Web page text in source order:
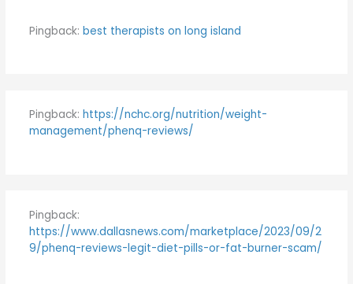
Pingback: best therapists on long island
Pingback: https://nchc.org/nutrition/weight-
management/phenq-reviews/
Pingback:
https://www.dallasnews.com/marketplace/2023/09/2
9/phenq-reviews-legit-diet-pills-or-fat-burner-scam/